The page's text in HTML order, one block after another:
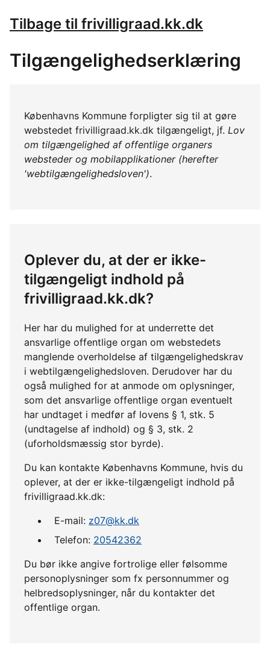
Tilbage til frivilligraad.kk.dk
Tilgængelighedserklæring
Københavns Kommune forpligter sig til at gøre
webstedet frivilligraad.kk.dk tilgængeligt, jf. Lov
om tilgængelighed af offentlige organers
websteder og mobilapplikationer (herefter
'webtilgængelighedsloven').
Oplever du, at der er ikke-
tilgængeligt indhold på
frivilligraad.kk.dk?
Her har du mulighed for at underrette det
ansvarlige offentlige organ om webstedets
manglende overholdelse af tilgængelighedskrav
i webtilgængelighedsloven. Derudover har du
også mulighed for at anmode om oplysninger,
som det ansvarlige offentlige organ eventuelt
har undtaget i medfør af lovens § 1, stk. 5
(undtagelse af indhold) og § 3, stk. 2
(uforholdsmæssig stor byrde).
Du kan kontakte Københavns Kommune, hvis du
oplever, at der er ikke-tilgængeligt indhold på
frivilligraad.kk.dk:
E-mail: z07@kk.dk
Telefon: 20542362
Du bør ikke angive fortrolige eller følsomme
personoplysninger som fx personnummer og
helbredsoplysninger, når du kontakter det
offentlige organ.